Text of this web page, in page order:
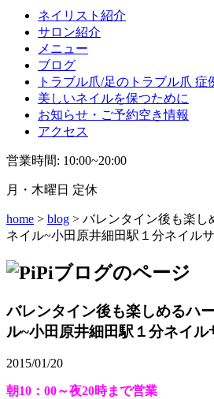
ネイリスト紹介
サロン紹介
メニュー
ブログ
トラブル爪/足のトラブル爪 症
美しいネイルを保つために
お知らせ・ご予約空き情報
アクセス
営業時間: 10:00~20:00
月・木曜日 定休
home > blog > バレンタイン後も楽し
ネイル~小田原井細田駅１分ネイル
バレンタイン後も楽しめるハ
ル~小田原井細田駅１分ネイ
2015/01/20
朝10：00～夜20時まで営業